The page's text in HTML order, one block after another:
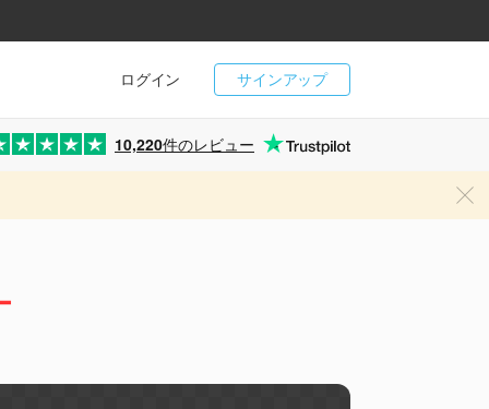
サインアップ
ログイン
10,220件のレビュー